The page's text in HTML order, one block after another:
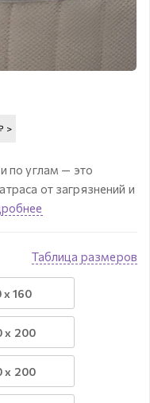
>
по углам — это
от загрязнений и
Таблица размеров
х 160
х 200
х 200